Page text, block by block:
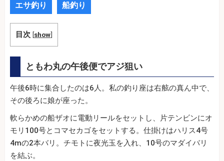
エサ釣り 船釣り
目次 [show]
ともわ丸の午後便でアジ狙い
午後6時に集合したのは6人。私の釣り座は右舷の真ん中で、
その後ろに娘が座った。
軟らかめの船ザオに電動リールをセットし、片テンビンにオ
モリ100号とコマセカゴをセットする。仕掛けはハリス4号
4mの2本バリ。チモトに夜光玉を入れ、10号のマダイバリ
を結ぶ。